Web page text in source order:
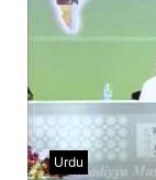
Urdu